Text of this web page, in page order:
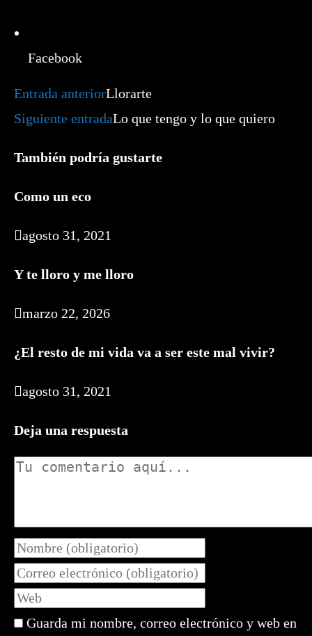
Facebook
Leer
más
artículos
Entrada anteriorLlorarte
Siguiente entradaLo que tengo y lo que quiero
También podría gustarte
Como un eco
agosto 31, 2021
Y te lloro y me lloro
marzo 22, 2026
¿El resto de mi vida va a ser este mal vivir?
agosto 31, 2021
Deja una respuesta
Comentario
Introduce
tu
nombre
o
de
Introduce
tu
dirección
de
Introduce
la
URLGuarda mi nombre, correo electrónico y web en